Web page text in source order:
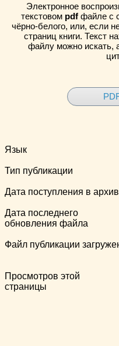
Электронное
текстовом pdfфайле с
чёрно-белого, или, если
страниц книги. Текст
файлу можно искать,
Язык
Тип публикации
Дата поступления в архив
Дата последнего
обновления файла
Файл публикации
Просмотров этой
страницы